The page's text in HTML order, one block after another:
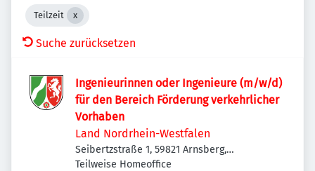
Teilzeit
Suche zurücksetzen
Ingenieurinnen oder Ingenieure (m/w/d)
für den Bereich Förderung verkehrlicher
Vorhaben
Land Nordrhein-Westfalen
Seibertzstraße 1, 59821 Arnsberg,
Deutschland
Teilweise Homeoffice